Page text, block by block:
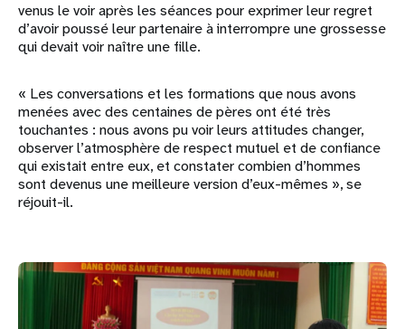
venus le voir après les séances pour exprimer leur regret
d’avoir poussé leur partenaire à interrompre une grossesse
qui devait voir naître une fille.
« Les conversations et les formations que nous avons
menées avec des centaines de pères ont été très
touchantes : nous avons pu voir leurs attitudes changer,
observer l’atmosphère de respect mutuel et de confiance
qui existait entre eux, et constater combien d’hommes
sont devenus une meilleure version d’eux-mêmes », se
réjouit-il.